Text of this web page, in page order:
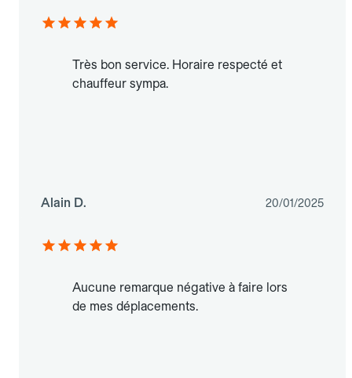
Très bon service. Horaire respecté et
chauffeur sympa.
Alain D. 20/01/2025
Aucune remarque négative à faire lors
de mes déplacements.